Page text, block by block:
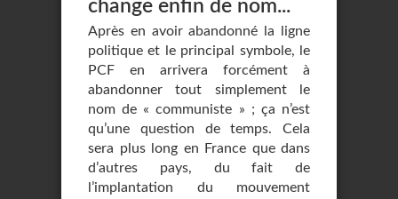
change enfin de nom...
Après en avoir abandonné la ligne
politique et le principal symbole, le
PCF en arrivera forcément à
abandonner tout simplement le
nom de « communiste » ; ça n’est
qu’une question de temps. Cela
sera plus long en France que dans
d’autres pays, du fait de
l’implantation du mouvement